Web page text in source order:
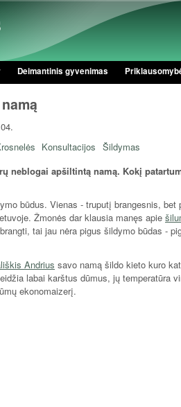
Pereiti į
Deimantinis gyvenimas
Konsultacijos Šildymas
neblogai apšiltintą namą. Kokį
būdus. Vienas - truputį brangesnis,
Žmonės dar klausia manęs apie
tai jau nėra pigus šildymo būdas -
Andrius savo namą šildo kieto kuro
labai karštus dūmus, jų temperatūra
ekonomaizerį.